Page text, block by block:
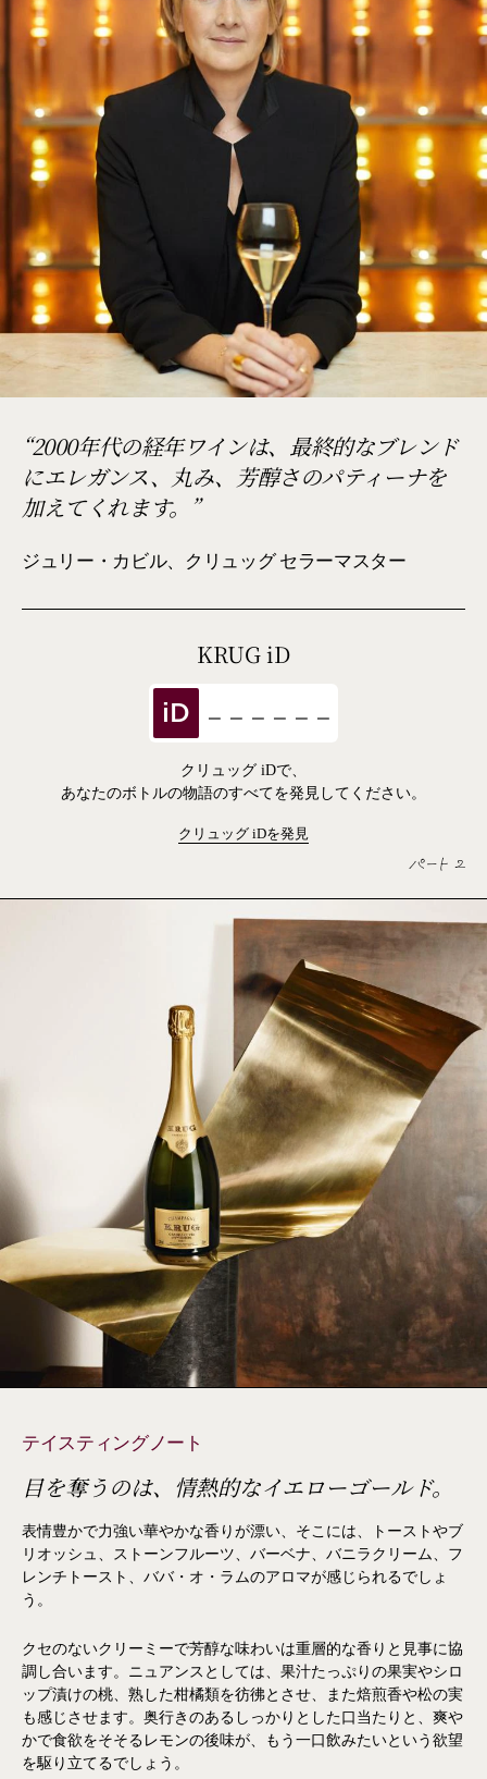
2000年代の経年ワインは、最終的なブレンド
にエレガンス、丸み、芳醇さのパティーナを
加えてくれます。
ジュリー・カビル、クリュッグ セラーマスター
KRUGiD
iD
クリュッグ iDで、
あなたのボトルの物語のすべてを発見してください。
クリュッグ iDを発見
パート 2
テイスティングノート
目を奪うのは、情熱的なイエローゴールド。
表情豊かで力強い華やかな香りが漂い、そこには、トーストやブ
リオッシュ、ストーンフルーツ、バーベナ、バニラクリーム、フ
レンチトースト、ババ・オ・ラムのアロマが感じられるでしょ
う。
クセのないクリーミーで芳醇な味わいは重層的な香りと見事に協
調し合います。ニュアンスとしては、果汁たっぷりの果実やシロ
ップ漬けの桃、熟した柑橘類を彷彿とさせ、また焙煎香や松の実
も感じさせます。奥行きのあるしっかりとした口当たりと、爽や
かで食欲をそそるレモンの後味が、もう一口飲みたいという欲望
を駆り立てるでしょう。